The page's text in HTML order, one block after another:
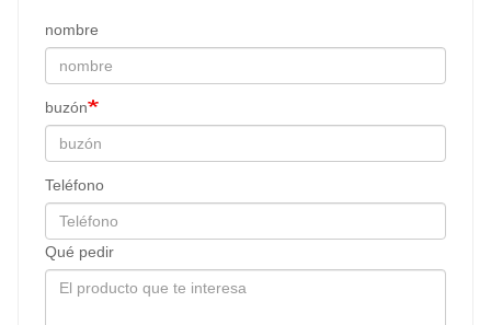
nombre
buzón
Teléfono
Qué pedir